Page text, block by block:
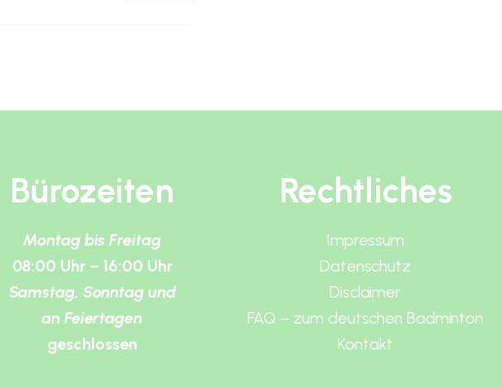
Bürozeiten
Montag bis Freitag
08:00 Uhr – 16:00 Uhr
Samstag, Sonntag und
an Feiertagen
geschlossen
Rechtliches
Impressum
Datenschutz
Disclaimer
FAQ – zum deutschen Badminton
Kontakt